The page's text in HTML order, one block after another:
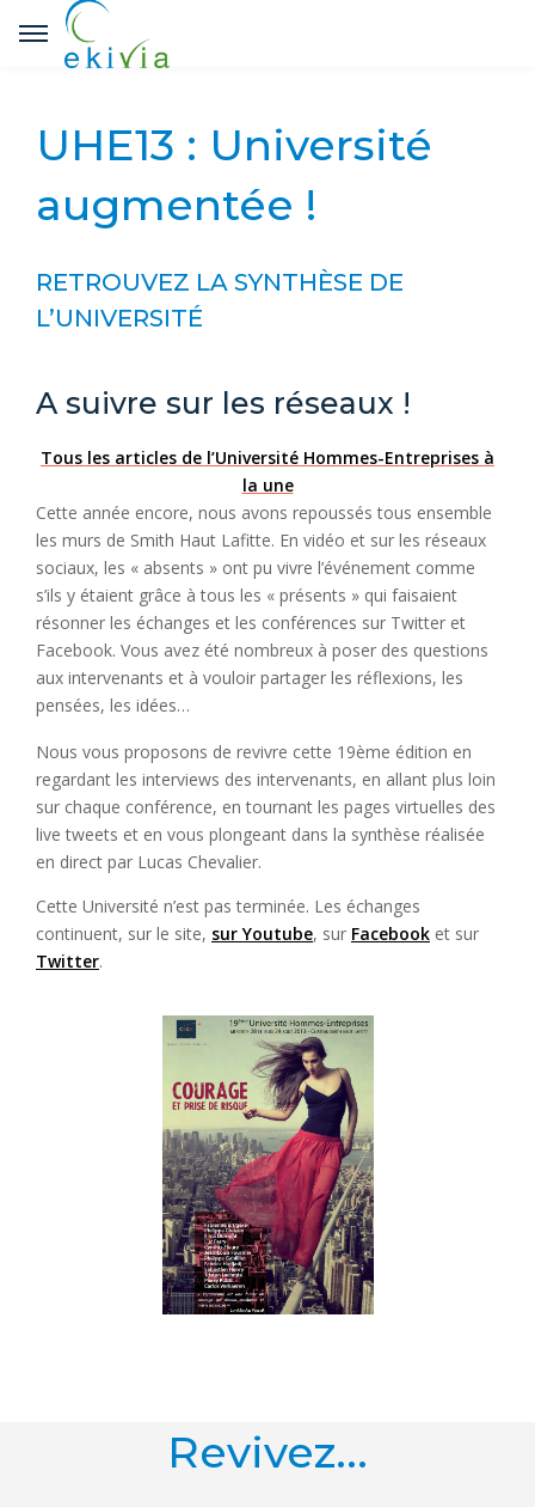
UHE13 : Université
augmentée !
RETROUVEZ LA SYNTHÈSE DE
L’UNIVERSITÉ
A suivre sur les réseaux !
Tous les articles de l’Université Hommes-Entreprises à
la une
Cette année encore, nous avons repoussés tous ensemble
les murs de Smith Haut Lafitte. En vidéo et sur les réseaux
sociaux, les « absents » ont pu vivre l’événement comme
s’ils y étaient grâce à tous les « présents » qui faisaient
résonner les échanges et les conférences sur Twitter et
Facebook. Vous avez été nombreux à poser des questions
aux intervenants et à vouloir partager les réflexions, les
pensées, les idées…
Nous vous proposons de revivre cette 19ème édition en
regardant les interviews des intervenants, en allant plus loin
sur chaque conférence, en tournant les pages virtuelles des
live tweets et en vous plongeant dans la synthèse réalisée
en direct par Lucas Chevalier.
Cette Université n’est pas terminée. Les échanges
continuent, sur le site, sur Youtube, sur Facebook et sur
Twitter.
Revivez...